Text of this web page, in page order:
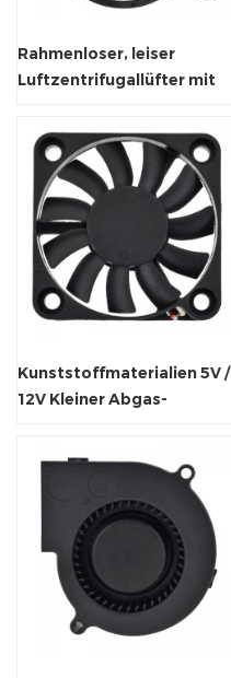
Rahmenloser, leiser
Luftzentrifugallüfter mit
Kunststoffmaterialien 5V /
12V Kleiner Abgas-